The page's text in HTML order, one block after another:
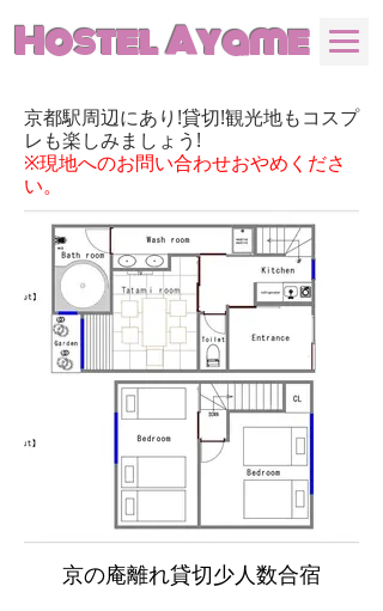
Hostel Ayame
京都駅周辺にあり!貸切!観光地もコスプ
レも楽しみましょう!
※現地へのお問い合わせおやめくださ
い。
京の庵離れ貸切少人数合宿